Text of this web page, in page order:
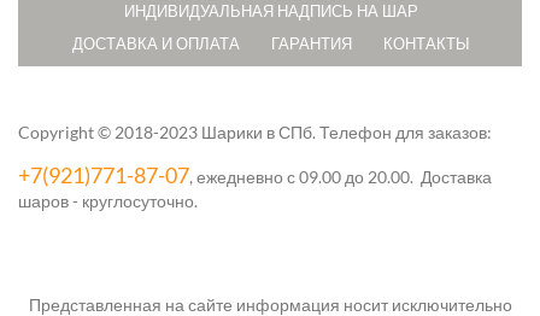
ИНДИВИДУАЛЬНАЯ НАДПИСЬ НА ШАР
ДОСТАВКА И ОПЛАТА
ГАРАНТИЯ КОНТАКТЫ
Copyright © 2018-2023 Шарики в СПб.Телефон для заказов:
+7(921)771-87-07, ежедневно с 09.00 до 20.00. Доставка
шаров - круглосуточно.
Представленная на сайте информация носит исключительно